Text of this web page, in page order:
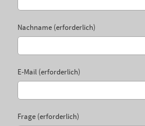
Nachname (erforderlich)
E-Mail (erforderlich)
Frage (erforderlich)